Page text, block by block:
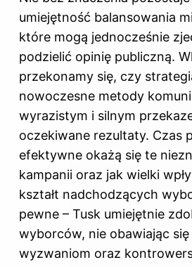
umiejętność balansowania
które mogą jednocześnie
podzielić opinię publiczną.
przekonamy się, czy
nowoczesne metody
wyrazistym i silnym
oczekiwane rezultaty. Czas
efektywne okażą się te
kampanii oraz jak wielki
kształt nadchodzących
pewne – Tusk umiejętnie
wyborców, nie obawiając się
wyzwaniom oraz